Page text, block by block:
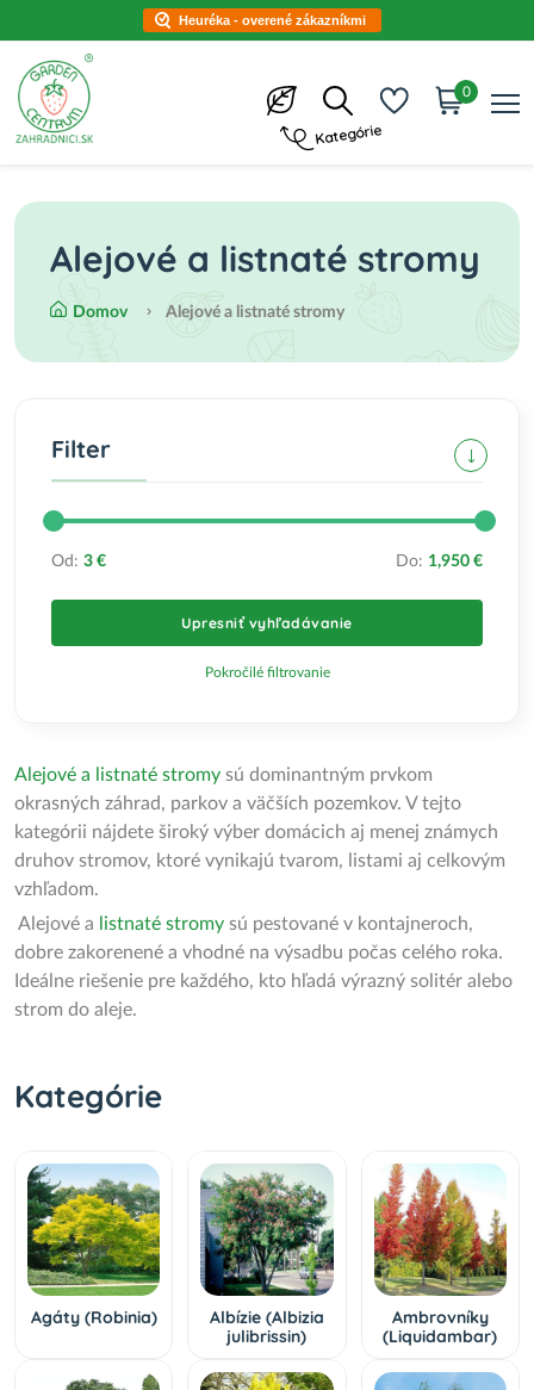
Heuréka - overené zákazníkmi
Kategórie
0
Alejové a listnaté stromy
Domov Alejové a listnaté stromy
Filter
Od: 3 € Do: 1,950 €
Upresniť vyhľadávanie
Pokročilé filtrovanie
Alejové a listnaté stromy sú dominantným prvkom
okrasných záhrad, parkov a väčších pozemkov. V tejto
kategórii nájdete široký výber domácich aj menej známych
druhov stromov, ktoré vynikajú tvarom, listami aj celkovým
vzhľadom.
Alejové a
listnaté stromy sú pestované v kontajneroch,
dobre zakorenené a vhodné na výsadbu počas celého roka.
Ideálne riešenie pre každého, kto hľadá výrazný solitér alebo
strom do aleje.
Kategórie
Agáty (Robinia)
Albízie (Albizia
julibrissin)
Ambrovníky
(Liquidambar)